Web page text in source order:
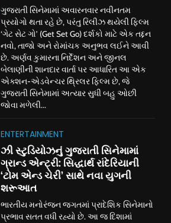
ગુજરાતી સિનેમામાં અવારનવાર નવીનતમ
પ્રયોગો થતા રહે છે, પરંતુ રિલીઝ થયેલી ફિલ્મ
‘ગેટ સેટ ગો’ (Get Set Go) દર્શકો માટે એક તદ્દન
નવો, તાજો અને રોમાંચક અનુભવ લઈને આવી
છે. અર્ણવ કુમારના નિર્દેશન અને જીનલ
બેલાણીની શાનદાર વાર્તા પર આધારિત આ એક
એક્શન-એડવેન્ચર થ્રિલર ફિલ્મ છે, જે
ગુજરાતી સિનેમામાં અત્યાર સુધી બહુ ઓછી
જોવા મળેલી...
ENTERTAINMENT
ઝી સ્ટુડિયોઝનું ગુજરાતી સિનેમામાં
ગ્રાન્ડ એન્ટ્રી: સિદ્ધાર્થ રાંદેરિયાની
‘ટોમ એન્ડ ચેરી’ સાથે નવા યુગની
શરૂઆત
ભારતીય મનોરંજન જગતમાં પ્રાદેશિક સિનેમાનો
પ્રભાવ સતત વધી રહ્યો છે. આ જ દિશામાં